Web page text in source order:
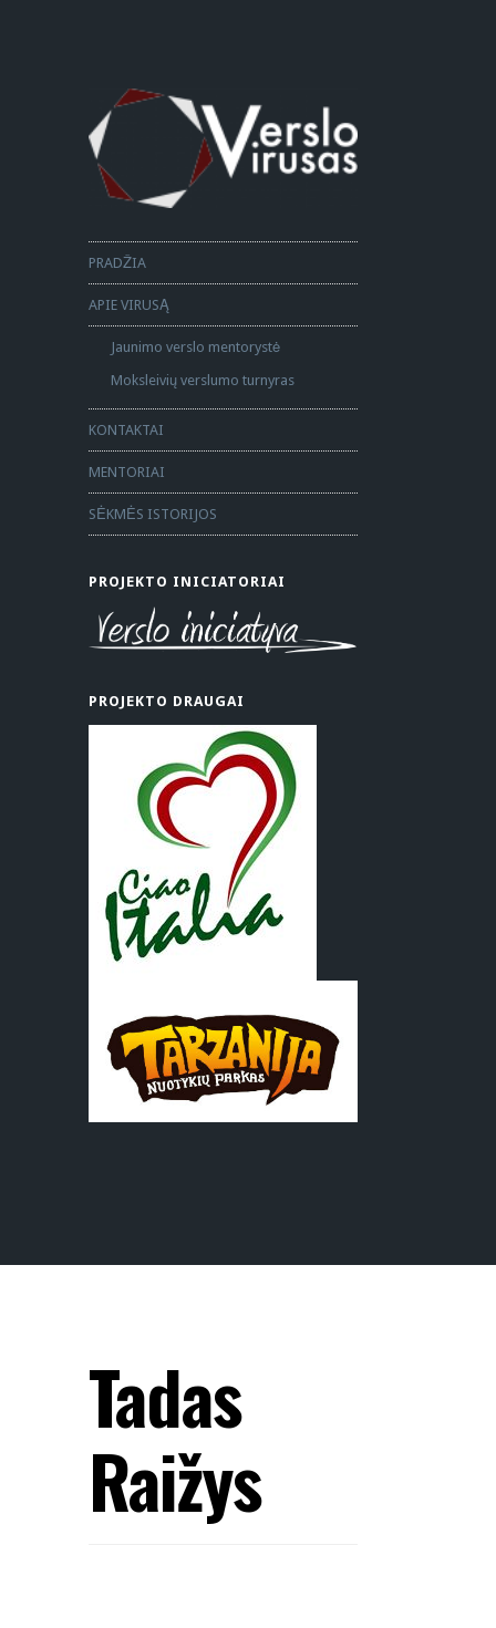
PRADŽIA
APIE VIRUSĄ
Jaunimo verslo mentorystė
Moksleivių verslumo turnyras
KONTAKTAI
MENTORIAI
SĖKMĖS ISTORIJOS
PROJEKTO INICIATORIAI
PROJEKTO DRAUGAI
Tadas
Raižys